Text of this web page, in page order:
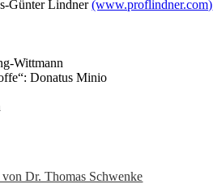
Günter Lindner (www.proflindner.com)
Wittmann
Donatus Minio
von Dr. Thomas Schwenke